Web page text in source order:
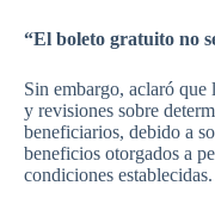
“El boleto gratuito no
Sin embargo, aclaró que
y revisiones sobre
beneficiarios, debido a
beneficios otorgados a
condiciones establecidas.